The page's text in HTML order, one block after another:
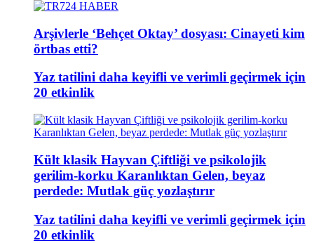
Arşivlerle ‘Behçet Oktay’ dosyası: Cinayeti kim
örtbas etti?
Yaz tatilini daha keyifli ve verimli geçirmek için
20 etkinlik
Kült klasik Hayvan Çiftliği ve psikolojik
gerilim-korku Karanlıktan Gelen, beyaz
perdede: Mutlak güç yozlaştırır
Yaz tatilini daha keyifli ve verimli geçirmek için
20 etkinlik